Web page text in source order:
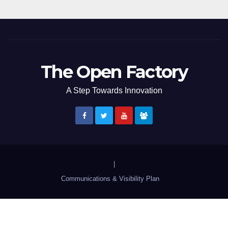
The Open Factory
A Step Towards Innovation
Communications & Visibility Plan